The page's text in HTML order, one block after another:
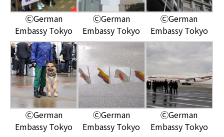
ⒸGerman
Embassy Tokyo
ⒸGerman
Embassy Tokyo
ⒸGerman
Embassy Tokyo
ⒸGerman
Embassy Tokyo
ⒸGerman
Embassy Tokyo
ⒸGerman
Embassy Tokyo